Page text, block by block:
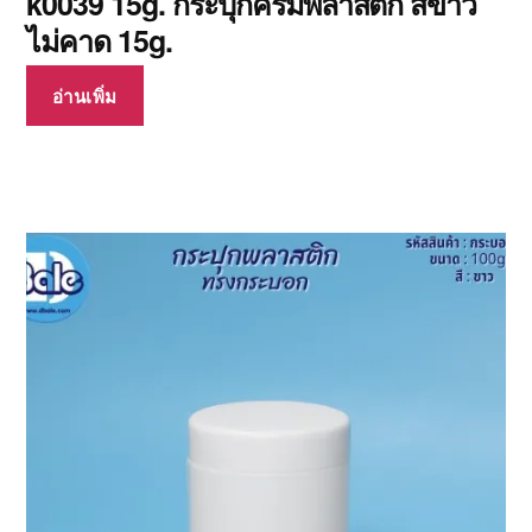
ไม่คาด 15g.
อ่านเพิ่ม